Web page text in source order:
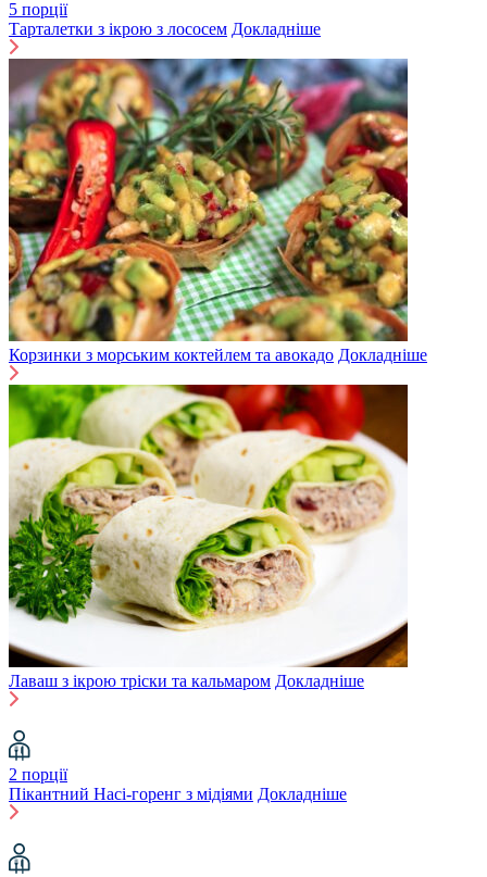
5 порції
Тарталетки з ікрою з лососем Докладніше
Корзинки з морським коктейлем та авокадо Докладніше
Лаваш з ікрою тріски та кальмаром Докладніше
2 порції
Пікантний Насі-горенг з мідіями Докладніше